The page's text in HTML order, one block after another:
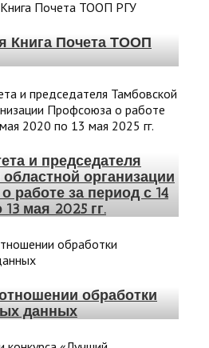
Книга Почета ТООП
и председателя
организации
работе за период с 14
мая 2025 гг.
обработки
данных